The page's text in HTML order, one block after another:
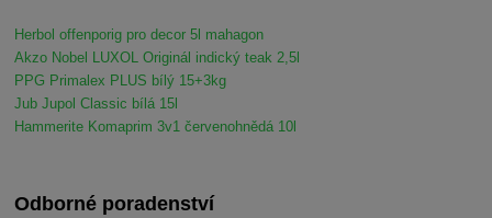
Herbol offenporig pro decor 5l mahagon
Akzo Nobel LUXOL Originál indický teak 2,5l
PPG Primalex PLUS bílý 15+3kg
Jub Jupol Classic bílá 15l
Hammerite Komaprim 3v1 červenohnědá 10l
Odborné poradenství